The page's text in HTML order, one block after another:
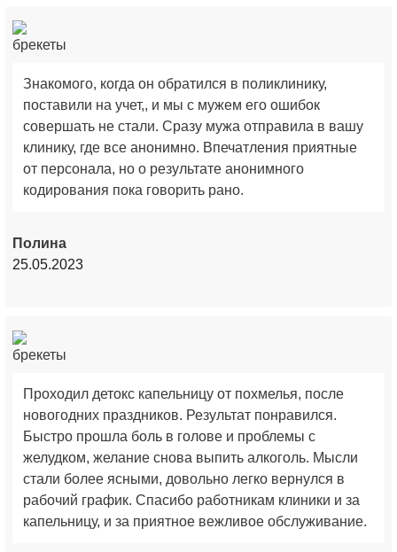
Знакомого, когда он обратился в поликлинику,
поставили на учет,, и мы с мужем его ошибок
совершать не стали. Сразу мужа отправила в вашу
клинику, где все анонимно. Впечатления приятные
от персонала, но о результате анонимного
кодирования пока говорить рано.
Полина
25.05.2023
Проходил детокс капельницу от похмелья, после
новогодних праздников. Результат понравился.
Быстро прошла боль в голове и проблемы с
желудком, желание снова выпить алкоголь. Мысли
стали более ясными, довольно легко вернулся в
рабочий график. Спасибо работникам клиники и за
капельницу, и за приятное вежливое обслуживание.